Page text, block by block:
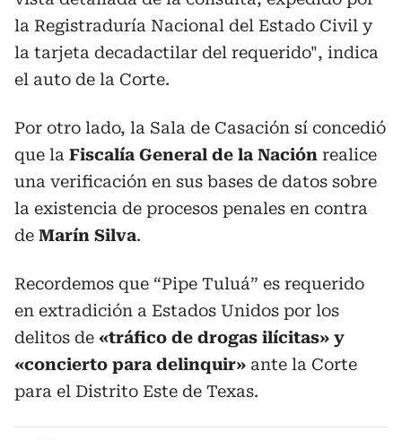
la Registraduría Nacional del Estado Civil y
la tarjeta decadactilar del requerido", indica
el auto de la Corte.
Por otro lado, la Sala de Casación sí concedió
que la Fiscalía General de la Nación realice
una verificación en sus bases de datos sobre
la existencia de procesos penales en contra
de Marín Silva.
Recordemos que “Pipe Tuluá” es requerido
en extradición a Estados Unidos por los
delitos de «tráfico de drogas ilícitas» y
«concierto para delinquir» ante la Corte
para el Distrito Este de Texas.